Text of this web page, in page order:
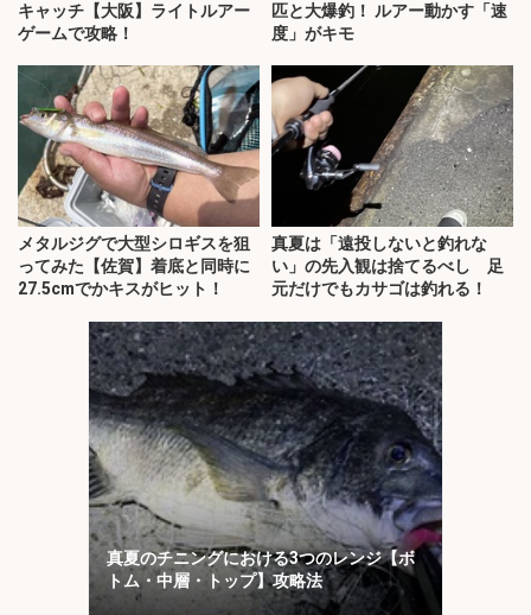
キャッチ【大阪】ライトルアー
ゲームで攻略！
匹と大爆釣！ ルアー動かす「速
度」がキモ
メタルジグで大型シロギスを狙
ってみた【佐賀】着底と同時に
27.5cmでかキスがヒット！
真夏は「遠投しないと釣れな
い」の先入観は捨てるべし 足
元だけでもカサゴは釣れる！
真夏のチニングにおける3つのレンジ【ボ
トム・中層・トップ】攻略法